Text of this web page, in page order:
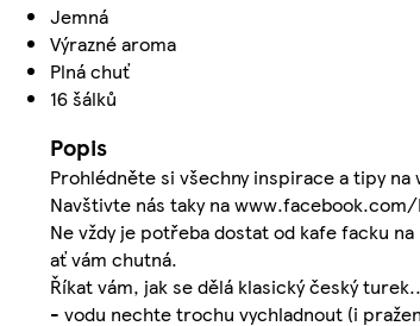
Jemná
Výrazné aroma
Plná chuť
16 šálků
Popis
Prohlédněte si všechny inspirace a tipy na
Navštivte nás taky na www.facebook.com/
Ne vždy je potřeba dostat od kafe facku
ať vám chutná.
Říkat vám, jak se dělá klasický český
- vodu nechte trochu vychladnout (i